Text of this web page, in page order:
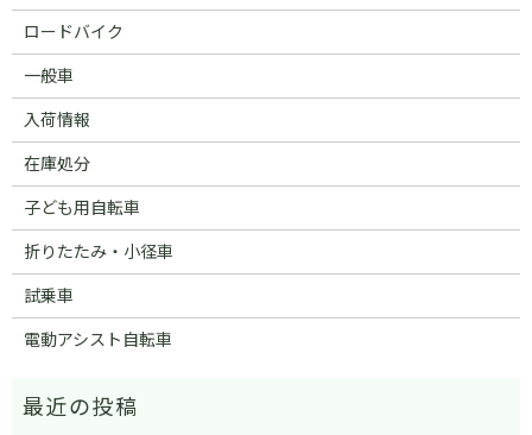
ロードバイク
一般車
入荷情報
在庫処分
子ども用自転車
折りたたみ・小径車
試乗車
電動アシスト自転車